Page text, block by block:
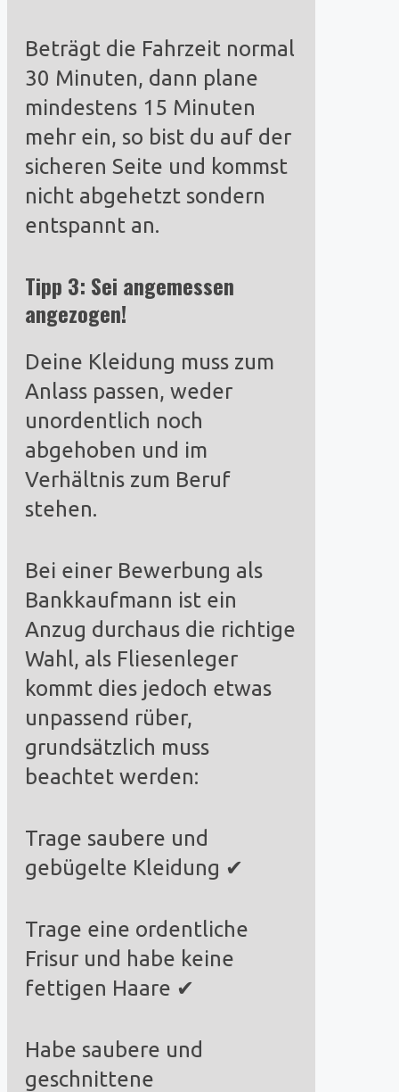
Beträgt die Fahrzeit normal
30 Minuten, dann plane
mindestens 15 Minuten
mehr ein, so bist du auf der
sicheren Seite und kommst
nicht abgehetzt sondern
entspannt an.
Tipp 3: Sei angemessen
angezogen!
Deine Kleidung muss zum
Anlass passen, weder
unordentlich noch
abgehoben und im
Verhältnis zum Beruf
stehen.
Bei einer Bewerbung als
Bankkaufmann ist ein
Anzug durchaus die richtige
Wahl, als Fliesenleger
kommt dies jedoch etwas
unpassend rüber,
grundsätzlich muss
beachtet werden:
Trage saubere und
gebügelte Kleidung ✔
Trage eine ordentliche
Frisur und habe keine
fettigen Haare ✔
Habe saubere und
geschnittene